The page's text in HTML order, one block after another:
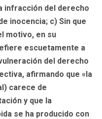
infracción del derecho
inocencia; c) Sin que
motivo, en su
escuetamente a
del derecho
afirmando que «la
carece de
y que la
se ha producido con